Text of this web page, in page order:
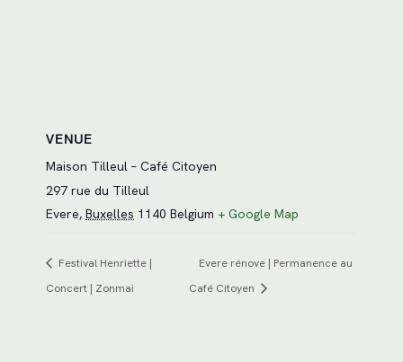
VENUE
Maison Tilleul – Café Citoyen
297 rue du Tilleul
Evere, Buxelles 1140 Belgium + Google Map
Festival Henriette |
Concert | Zonmai
Evere rénove | Permanence au
Café Citoyen